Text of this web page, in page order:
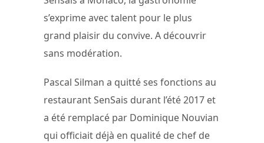
s’exprime avec talent pour le plus
grand plaisir du convive. A découvrir
sans modération.
Pascal Silman a quitté ses fonctions au
restaurant SenSais durant l’été 2017 et
a été remplacé par Dominique Nouvian
qui officiait déjà en qualité de chef de